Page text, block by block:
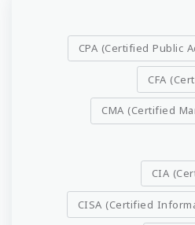
CPA (Certified Public
CFA
CMA (Certified
CIA
CISA (Certified